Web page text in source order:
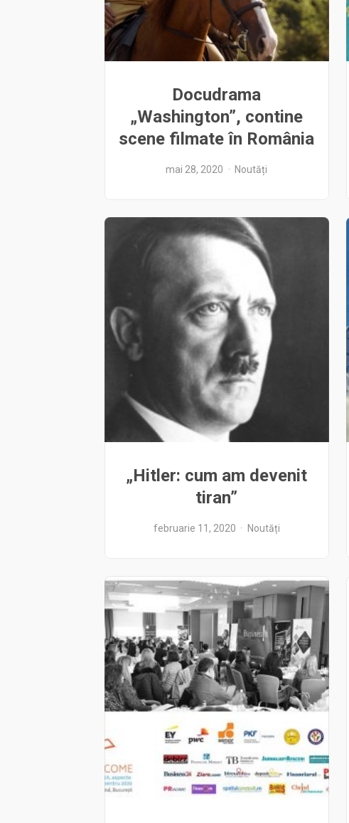
Docudrama
„Washington”, contine
scene filmate în România
mai 28, 2020 Noutăți
„Hitler: cum am devenit
tiran”
februarie 11, 2020 Noutăți